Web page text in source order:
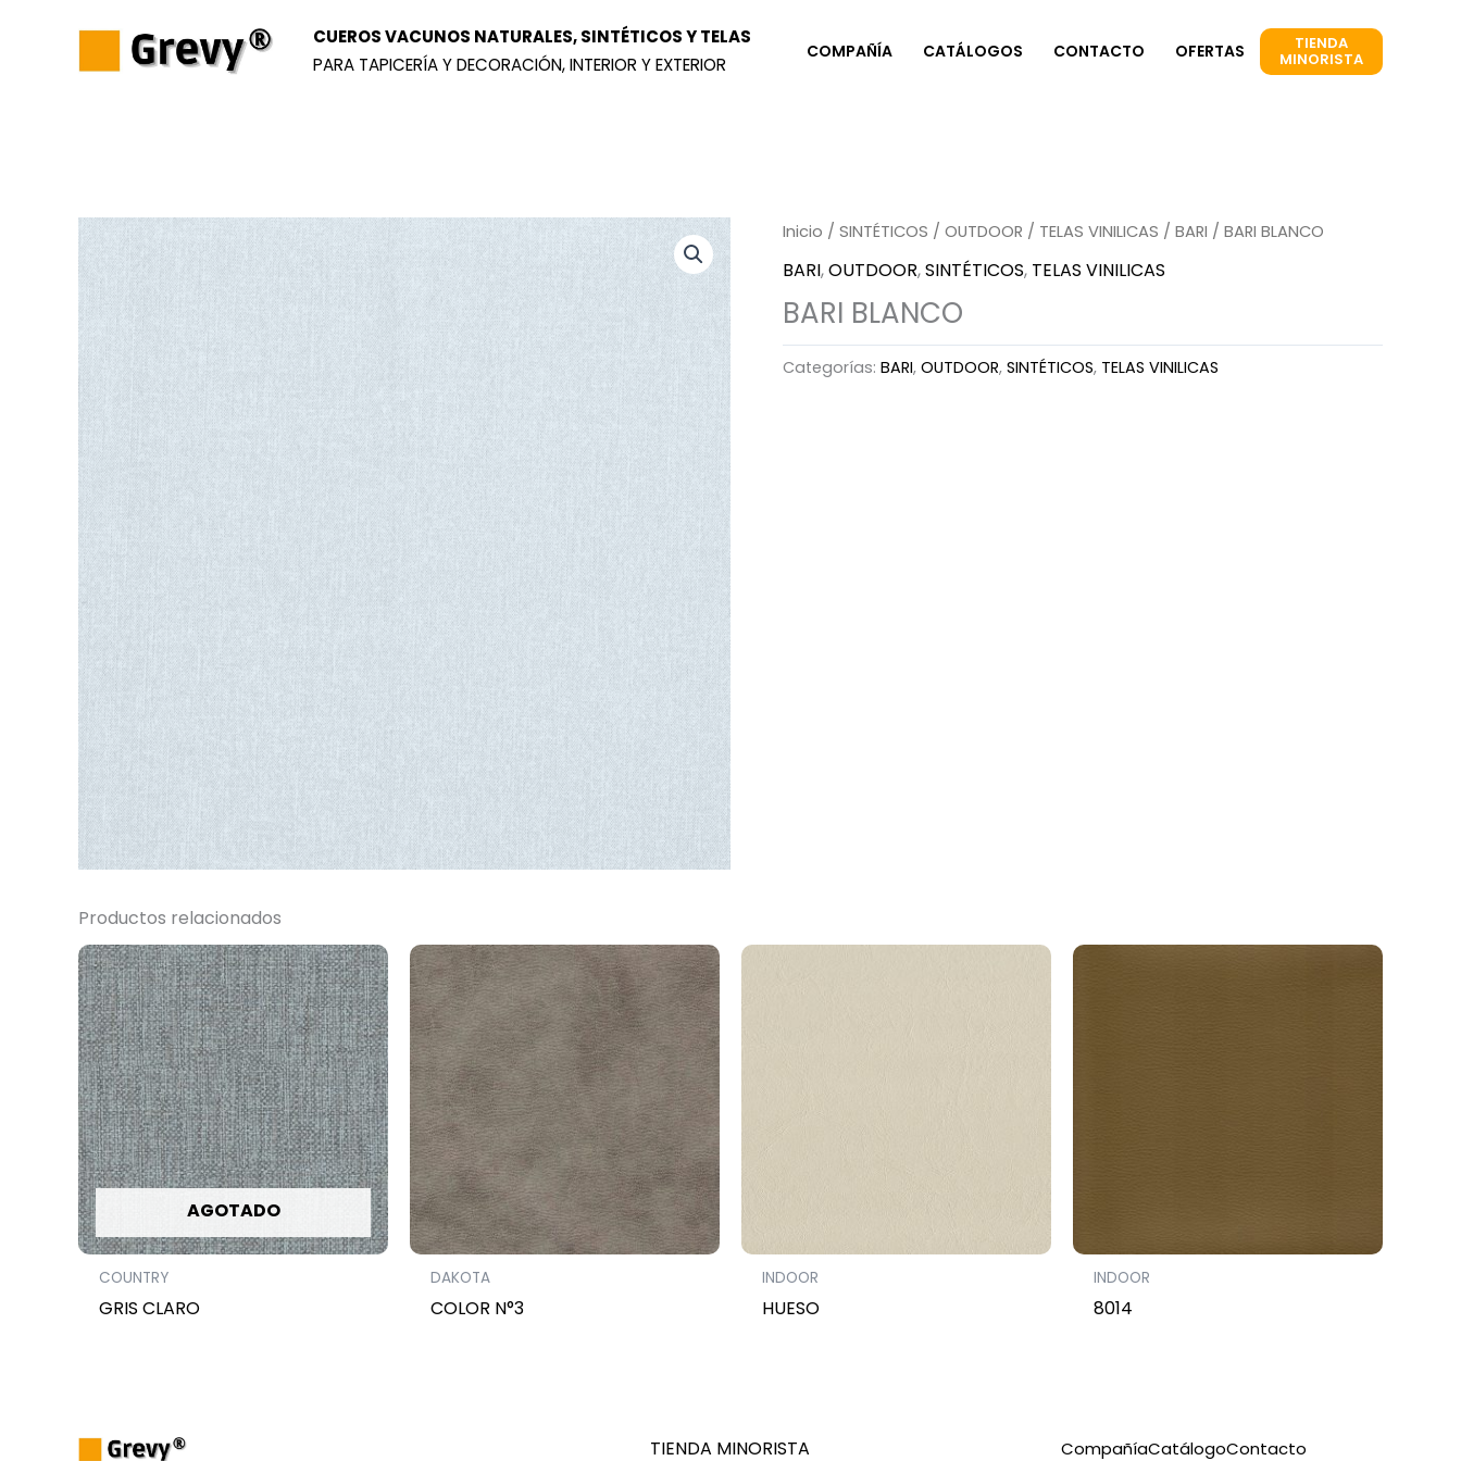
contenido
CUEROS VACUNOS NATURALES, SINTÉTICOS Y TELAS
PARA TAPICERÍA Y DECORACIÓN, INTERIOR Y EXTERIOR
COMPAÑÍA CATÁLOGOS CONTACTO OFERTAS TIENDA
MINORISTA
Inicio / SINTÉTICOS / OUTDOOR / TELAS VINILICAS / BARI / BARI BLANCO
BARI,OUTDOOR,SINTÉTICOS, TELAS VINILICAS
BARI BLANCO
Categorías: BARI, OUTDOOR, SINTÉTICOS, TELAS VINILICAS
Productos relacionados
AGOTADO
COUNTRY
GRIS CLARO
DAKOTA
COLOR N°3
INDOOR
HUESO
INDOOR
8014
TIENDA MINORISTA CompañíaCatálogoContacto